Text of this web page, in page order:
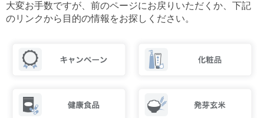
大変お手数ですが、前のページにお戻りいただくか、 下記
のリンクから目的の情報をお探しください。